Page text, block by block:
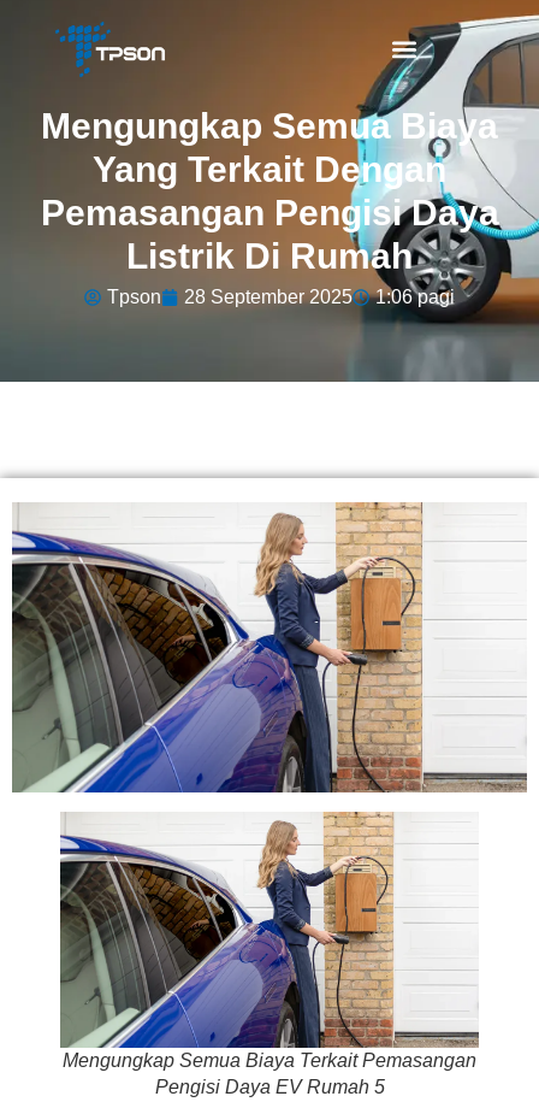
Mengungkap Semua Biaya
Yang Terkait Dengan
Pemasangan Pengisi Daya
Listrik Di Rumah
Tpson 28 September 2025 1:06 pagi
Mengungkap Semua Biaya Terkait Pemasangan
Pengisi Daya EV Rumah 5